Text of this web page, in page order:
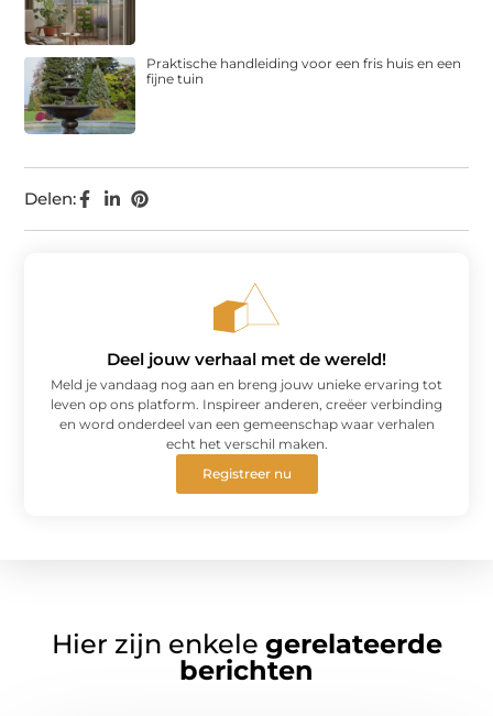
Delen:
Praktische handleiding voor een fris huis en een
fijne tuin
Deel jouw verhaal met de wereld!
Meld je vandaag nog aan en breng jouw unieke ervaring tot
leven op ons platform. Inspireer anderen, creëer verbinding
en word onderdeel van een gemeenschap waar verhalen
echt het verschil maken.
Registreer nu
Hier zijn enkele gerelateerde
berichten